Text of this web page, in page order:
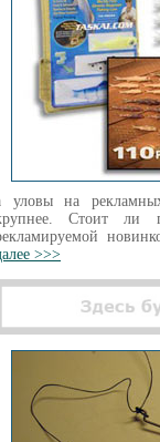
уловы на
Стоит ли
>>>